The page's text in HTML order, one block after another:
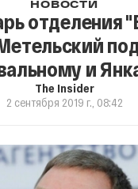
НОВОСТИ
отделения
и
The Insider
2 сентября 2019 г., 08:42